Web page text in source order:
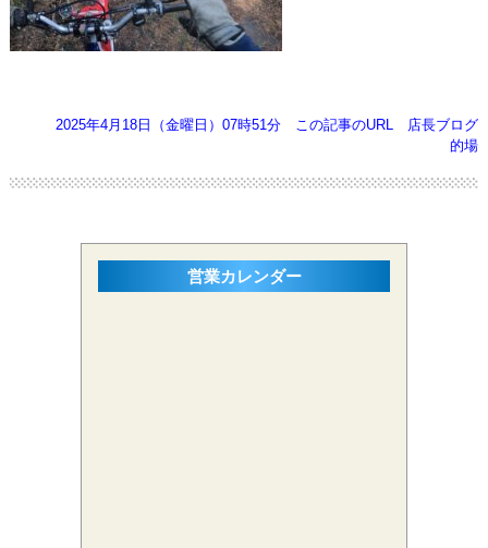
2025年4月18日（金曜日）07時51分 この記事のURL
店長ブログ
的場
営業カレンダー